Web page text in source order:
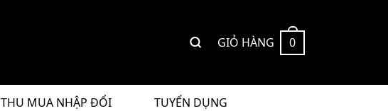
GIỎ HÀNG 0
THU MUA NHẬP ĐỔI TUYỂN DỤNG